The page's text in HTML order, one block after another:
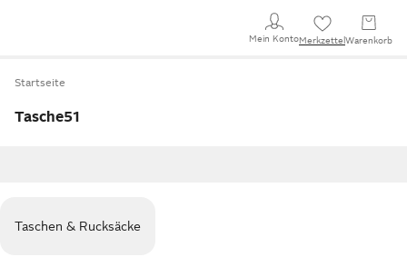
Mein KontoMerkzettel Warenkorb
Startseite
Tasche51
Taschen & Rucksäcke